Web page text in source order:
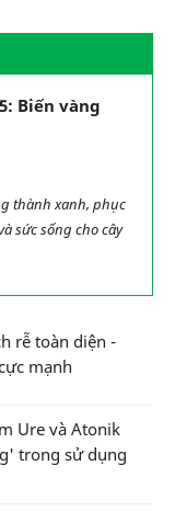
Biến vàng
thành xanh, phục
sức sống cho cây
rễ toàn diện -
mạnh
Ure và Atonik
trong sử dụng